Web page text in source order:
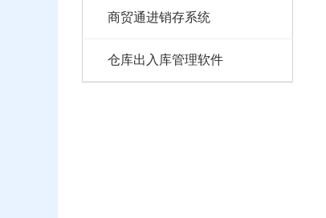
商贸通进销存系统
仓库出入库管理软件